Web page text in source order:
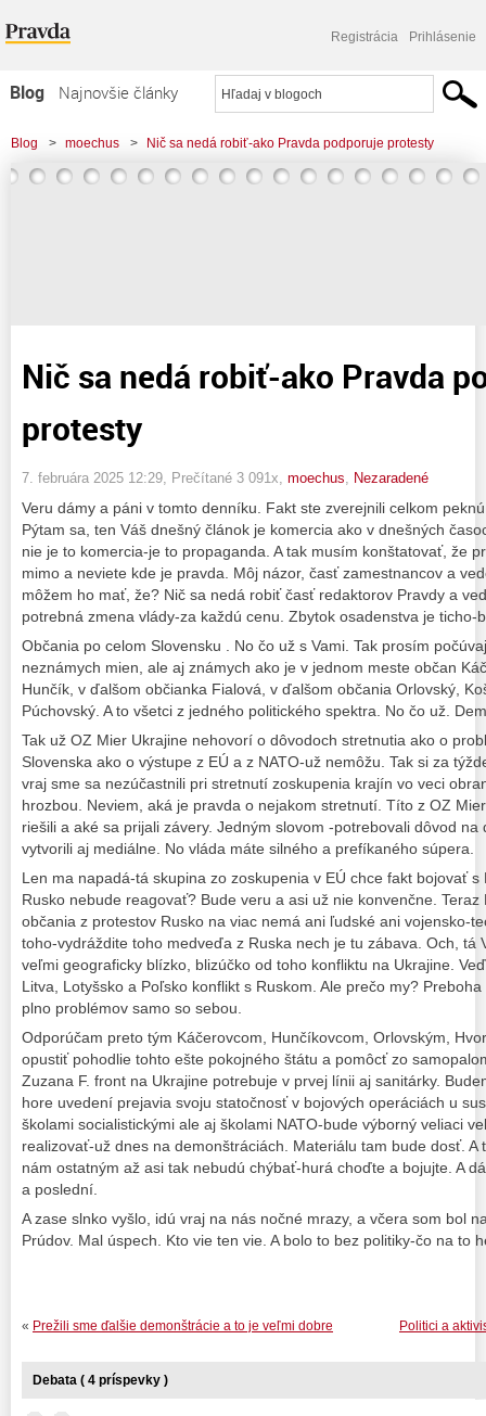
Registrácia Prihlásenie
Blog
Najnovšie články
Najčítanejšie články
Najkomentovanejšie články
Blog > moechus > Nič sa nedá robiť-ako Pravda podporuje protesty
Nič sa nedá robiť-ako Pravda
protesty
7. februára 2025 12:29 , Prečítané 3 091x, moechus Nezaradené
Veru dámy a páni v tomto denníku. Fakt ste zverejnili celkom
Pýtam sa, ten Váš dnešný článok je komercia ako v dnešných
nie je to komercia-je to propaganda. A tak musím konštatovať, že
mimo a neviete kde je pravda. Môj názor, časť zamestnancov a
môžem ho mať, že? Nič sa nedá robiť časť redaktorov Pravdy a
potrebná zmena vlády-za každú cenu. Zbytok osadenstva je ticho-
Občania po celom Slovensku . No čo už s Vami. Tak prosím
neznámych mien, ale aj známych ako je v jednom meste občan
Hunčík, v ďalšom občianka Fialová, v ďalšom občania Orlovský,
Púchovský. A to všetci z jedného politického spektra. No čo už.
Tak už OZ Mier Ukrajine nehovorí o dôvodoch stretnutia ako o
Slovenska ako o výstupe z EÚ a z NATO-už nemôžu. Tak si za
vraj sme sa nezúčastnili pri stretnutí zoskupenia krajín vo veci
hrozbou. Neviem, aká je pravda o nejakom stretnutí. Títo z OZ
riešili a aké sa prijali závery. Jedným slovom -potrebovali dôvod na
vytvorili aj mediálne. No vláda máte silného a prefíkaného súpera.
Len ma napadá-tá skupina zo zoskupenia v EÚ chce fakt bojovať
Rusko nebude reagovať? Bude veru a asi už nie konvenčne.
občania z protestov Rusko na viac nemá ani ľudské ani vojensko-
toho-vydráždite toho medveďa z Ruska nech je tu zábava. Och, tá
veľmi geograficky blízko, blizúčko od toho konfliktu na Ukrajine.
Litva, Lotyšsko a Poľsko konflikt s Ruskom. Ale prečo my?
plno problémov samo so sebou.
Odporúčam preto tým Káčerovcom, Hunčíkovcom, Orlovským,
opustiť pohodlie tohto ešte pokojného štátu a pomôcť zo
Zuzana F. front na Ukrajine potrebuje v prvej línii aj sanitárky.
hore uvedení prejavia svoju statočnosť v bojových operáciách u
školami socialistickými ale aj školami NATO-bude výborný veliaci
realizovať-už dnes na demonštráciách. Materiálu tam bude dosť.
nám ostatným až asi tak nebudú chýbať-hurá choďte a bojujte. A
a poslední.
A zase slnko vyšlo, idú vraj na nás nočné mrazy, a včera som bol
Prúdov. Mal úspech. Kto vie ten vie. A bolo to bez politiky-čo na to
Politici a
« Prežili sme ďalšie demonštrácie a to je veľmi dobre
Debata ( 4 príspevky )